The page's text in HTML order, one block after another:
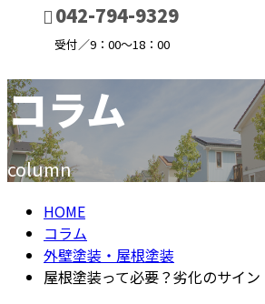
042-794-9329
受付／9：00～18：00
メールフォーム
コラム
column
HOME
コラム
外壁塗装・屋根塗装
屋根塗装って必要？劣化のサイン